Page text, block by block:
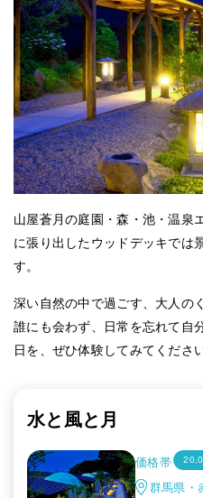
山屋蒼月の庭園・森・池・温泉
に張り出したウッドデッキでは
す。
深い自然の中で過ごす、大人の
誰にも会わず、日常を忘れて自
日を、ぜひ体験してみてください
水と風と月
価格帯
群馬県・